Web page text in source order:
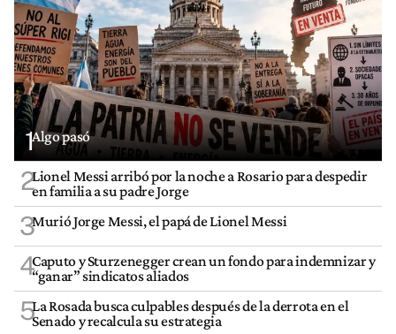
1Algo pasó
2Lionel Messi arribó por la noche a Rosario para despedir
en familia a su padre Jorge
3Murió Jorge Messi, el papá de Lionel Messi
4Caputo y Sturzenegger crean un fondo para indemnizar y
“ganar” sindicatos aliados
5La Rosada busca culpables después de la derrota en el
Senado y recalcula su estrategia